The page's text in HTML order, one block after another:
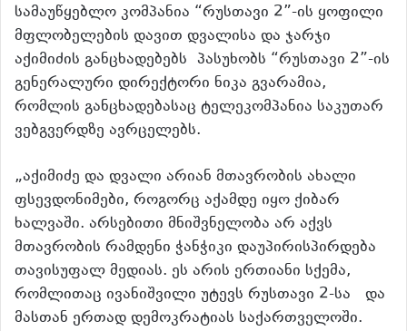
სამაუწყებლო კომპანია “რუსთავი 2”-ის ყოფილი
მფლობელების დავით დვალისა და ჯარჯი
აქიმიძის განცხადებებს პასუხობს “რუსთავი 2”-ის
გენერალური დირექტორი ნიკა გვარამია,
რომლის განცხადებასაც ტელეკომპანია საკუთარ
ვებგვერდზე ავრცელებს.
„აქიმიძე და დვალი არიან მთავრობის ახალი
ფსევდონიმები, როგორც აქამდე იყო ქიბარ
ხალვაში. არსებითი მნიშვნელობა არ აქვს
მთავრობის რამდენი ჭანჭიკი დაუპირისპირდება
თავისუფალ მედიას. ეს არის ერთიანი სქემა,
რომლითაც ივანიშვილი უტევს რუსთავი 2-სა და
მასთან ერთად დემოკრატიას საქართველოში.